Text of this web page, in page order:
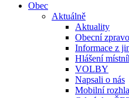
Obec
Aktuálně
Aktuality
Obecní
Informace z
Hlášení
VOLBY
Napsali o nás
Mobilní